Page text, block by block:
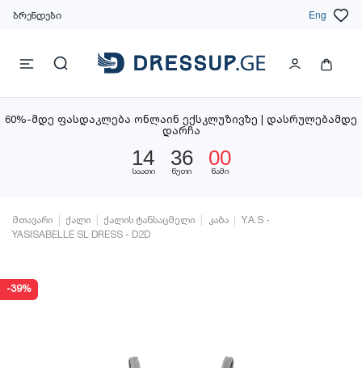
ბრენდები Eng
60%-მდე ფასდაკლება ონლაინ ექსკლუზივზე | დასრულებამდე
დარჩა
14
საათი
36
წუთი
00
წამი
მთავარი ქალი ქალის ტანსაცმელი კაბა
Y.A.S -
YASISABELLE SL DRESS - D2D
-39%